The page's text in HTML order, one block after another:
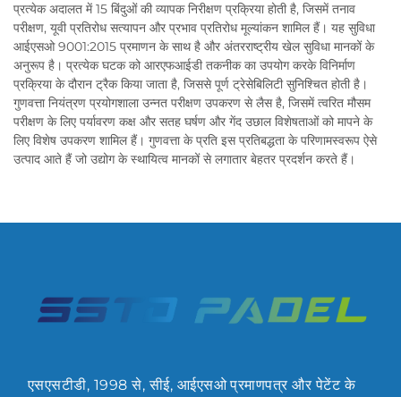
प्रत्येक अदालत में 15 बिंदुओं की व्यापक निरीक्षण प्रक्रिया होती है, जिसमें तनाव
परीक्षण, यूवी प्रतिरोध सत्यापन और प्रभाव प्रतिरोध मूल्यांकन शामिल हैं। यह सुविधा
आईएसओ 9001:2015 प्रमाणन के साथ है और अंतरराष्ट्रीय खेल सुविधा मानकों के
अनुरूप है। प्रत्येक घटक को आरएफआईडी तकनीक का उपयोग करके विनिर्माण
प्रक्रिया के दौरान ट्रैक किया जाता है, जिससे पूर्ण ट्रेसेबिलिटी सुनिश्चित होती है।
गुणवत्ता नियंत्रण प्रयोगशाला उन्नत परीक्षण उपकरण से लैस है, जिसमें त्वरित मौसम
परीक्षण के लिए पर्यावरण कक्ष और सतह घर्षण और गेंद उछाल विशेषताओं को मापने के
लिए विशेष उपकरण शामिल हैं। गुणवत्ता के प्रति इस प्रतिबद्धता के परिणामस्वरूप ऐसे
उत्पाद आते हैं जो उद्योग के स्थायित्व मानकों से लगातार बेहतर प्रदर्शन करते हैं।
एसएसटीडी, 1998 से, सीई, आईएसओ प्रमाणपत्र और पेटेंट के